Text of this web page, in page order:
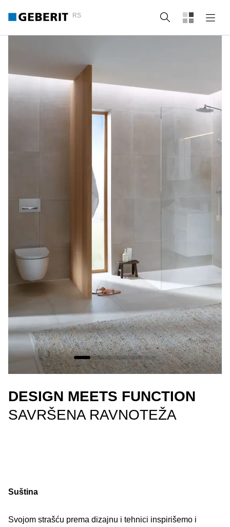
RS Pretraga
DESIGN MEETS FUNCTION
SAVRŠENA RAVNOTEŽA
Suština
Svojom strašću prema dizajnu i tehnici inspirišemo i